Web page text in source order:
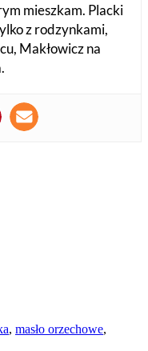
mieszkam. Placki
z rodzynkami,
Makłowicz na
, masło orzechowe,